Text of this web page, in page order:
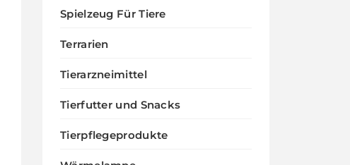
Spielzeug Für Tiere
Terrarien
Tierarzneimittel
Tierfutter und Snacks
Tierpflegeprodukte